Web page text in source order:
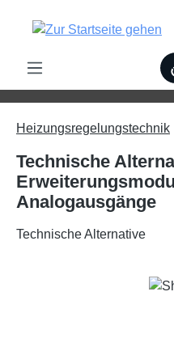
springen
Heizungsregelungstechnik
Technische
Analogausgänge
Technische Alternative
Bildergalerie überspringen